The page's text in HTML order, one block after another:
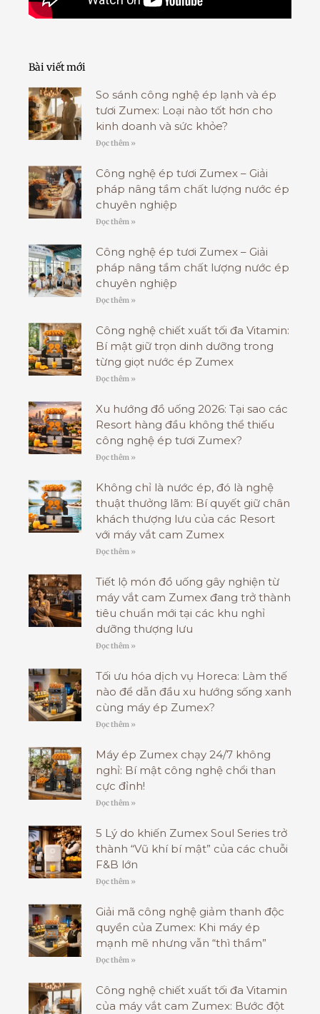
Bài viết mới
So sánh công nghệ ép lạnh và ép
tươi Zumex: Loại nào tốt hơn cho
kinh doanh và sức khỏe?
Đọc thêm »
Công nghệ ép tươi Zumex – Giải
pháp nâng tầm chất lượng nước ép
chuyên nghiệp
Đọc thêm »
Công nghệ ép tươi Zumex – Giải
pháp nâng tầm chất lượng nước ép
chuyên nghiệp
Đọc thêm »
Công nghệ chiết xuất tối đa Vitamin:
Bí mật giữ trọn dinh dưỡng trong
từng giọt nước ép Zumex
Đọc thêm »
Xu hướng đồ uống 2026: Tại sao các
Resort hàng đầu không thể thiếu
công nghệ ép tươi Zumex?
Đọc thêm »
Không chỉ là nước ép, đó là nghệ
thuật thưởng lãm: Bí quyết giữ chân
khách thượng lưu của các Resort
với máy vắt cam Zumex
Đọc thêm »
Tiết lộ món đồ uống gây nghiện từ
máy vắt cam Zumex đang trở thành
tiêu chuẩn mới tại các khu nghỉ
dưỡng thượng lưu
Đọc thêm »
Tối ưu hóa dịch vụ Horeca: Làm thế
nào để dẫn đầu xu hướng sống xanh
cùng máy ép Zumex?
Đọc thêm »
Máy ép Zumex chạy 24/7 không
nghỉ: Bí mật công nghệ chổi than
cực đỉnh!
Đọc thêm »
5 Lý do khiến Zumex Soul Series trở
thành “Vũ khí bí mật” của các chuỗi
F&B lớn
Đọc thêm »
Giải mã công nghệ giảm thanh độc
quyền của Zumex: Khi máy ép
mạnh mẽ nhưng vẫn “thì thầm”
Đọc thêm »
Công nghệ chiết xuất tối đa Vitamin
của máy vắt cam Zumex: Bước đột